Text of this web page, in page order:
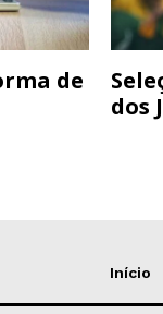
de
dos
Início